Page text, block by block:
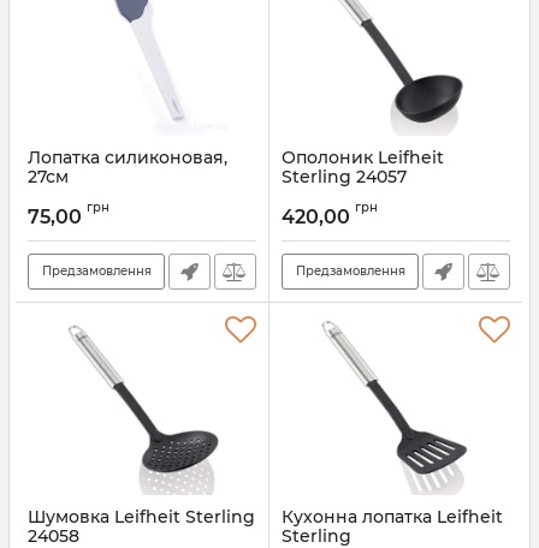
Лопатка силиконовая,
27см
75,00 грн
Предзамовлення
Ополоник Leifheit
Sterling 24057
420,00 грн
Предзамовлення
Шумовка Leifheit Sterling
24058
Кухонна лопатка Leifheit
Sterling